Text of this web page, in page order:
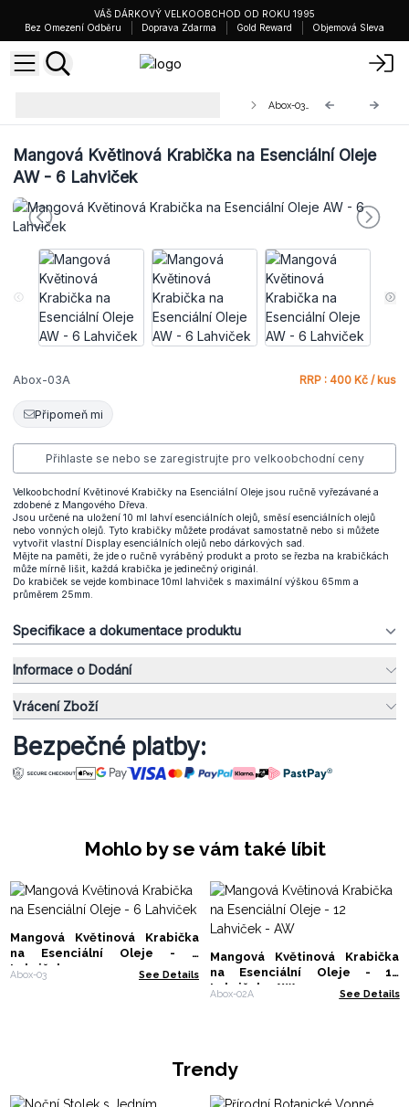
VÁŠ DÁRKOVÝ VELKOOBCHOD OD ROKU 1995
Bez Omezení Odběru
Doprava Zdarma Gold Reward Objemová Sleva
Abox-03A
Mangová Květinová Krabička na Esenciální Oleje
AW - 6 Lahviček
Abox-03A RRP : 400 Kč / kus
Připomeň mi
Přihlaste se nebo se zaregistrujte pro velkoobchodní ceny
Velkoobchodní Květinové Krabičky na Esenciální Oleje jsou ručně vyřezávané a
zdobené z Mangového Dřeva.
Jsou určené na uložení 10 ml lahví esenciálních olejů, směsí esenciálních olejů
nebo vonných olejů. Tyto krabičky můžete prodávat samostatně nebo si můžete
vytvořit vlastní Display esenciálních olejů nebo dárkových sad.
Mějte na paměti, že jde o ručně vyráběný produkt a proto se řezba na krabičkách
může mírně lišit, každá krabička je jedinečný originál.
Do krabiček se vejde kombinace 10ml lahviček s maximální výškou 65mm a
průměrem 25mm.
Specifikace a dokumentace produktu
Informace o Dodání
Vrácení Zboží
Bezpečné platby:
Mohlo by se vám také líbit
Mangová Květinová Krabička
na Esenciální Oleje - 6
Lahviček
Abox-03 See Details
Mangová Květinová Krabička
na Esenciální Oleje - 12
Lahviček - AW
Abox-02A See Details
Trendy